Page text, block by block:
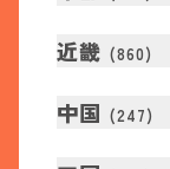
近畿 (860)
中国 (247)